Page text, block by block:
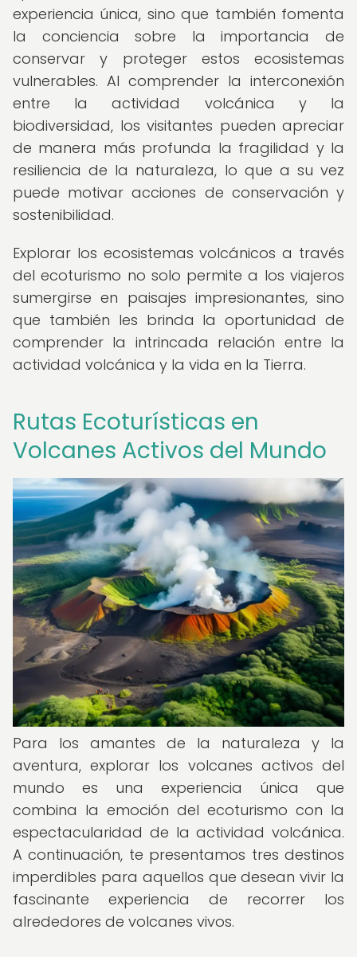
experiencia única, sino que también fomenta
la conciencia sobre la importancia de
conservar y proteger estos ecosistemas
vulnerables. Al comprender la interconexión
entre la actividad volcánica y la
biodiversidad, los visitantes pueden apreciar
de manera más profunda la fragilidad y la
resiliencia de la naturaleza, lo que a su vez
puede motivar acciones de conservación y
sostenibilidad.
Explorar los ecosistemas volcánicos a través
del ecoturismo no solo permite a los viajeros
sumergirse en paisajes impresionantes, sino
que también les brinda la oportunidad de
comprender la intrincada relación entre la
actividad volcánica y la vida en la Tierra.
Rutas Ecoturísticas en
Volcanes Activos del Mundo
Para los amantes de la naturaleza y la
aventura, explorar los volcanes activos del
mundo es una experiencia única que
combina la emoción del ecoturismo con la
espectacularidad de la actividad volcánica.
A continuación, te presentamos tres destinos
imperdibles para aquellos que desean vivir la
fascinante experiencia de recorrer los
alrededores de volcanes vivos.